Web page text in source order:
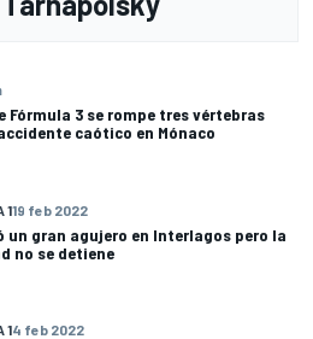
Fórmula 3 se rompe tres vértebras
caótico en Mónaco
119 feb 2022
un gran agujero en Interlagos pero la
no se detiene
14 feb 2022